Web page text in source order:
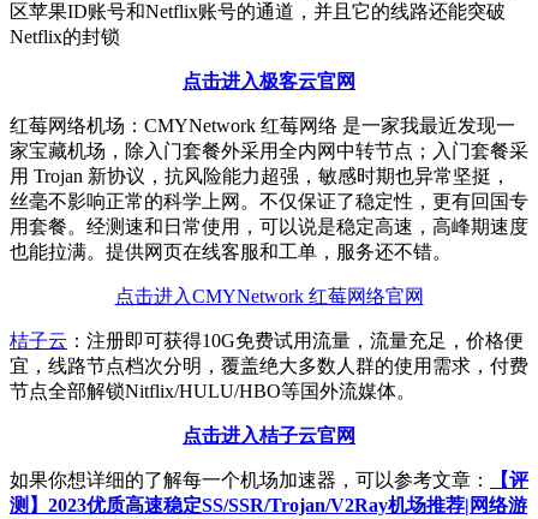
区苹果ID账号和Netflix账号的通道，并且它的线路还能突破
Netflix的封锁
点击进入极客云官网
红莓网络机场：CMYNetwork 红莓网络 是一家我最近发现一
家宝藏机场，除入门套餐外采用全内网中转节点；入门套餐采
用 Trojan 新协议，抗风险能力超强，敏感时期也异常坚挺，
丝毫不影响正常的科学上网。不仅保证了稳定性，更有回国专
用套餐。经测速和日常使用，可以说是稳定高速，高峰期速度
也能拉满。提供网页在线客服和工单，服务还不错。
点击进入CMYNetwork 红莓网络官网
桔子云 ：注册即可获得10G免费试用流量，流量充足，价格便
宜，线路节点档次分明，覆盖绝大多数人群的使用需求，付费
节点全部解锁Nitflix/HULU/HBO等国外流媒体。
点击进入桔子云官网
如果你想详细的了解每一个机场加速器，可以参考文章：
【评
测】2023优质高速稳定SS/SSR/Trojan/V2Ray机场推荐|网络游